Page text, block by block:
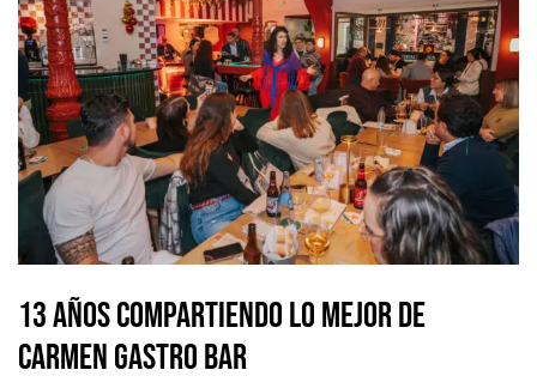
13 Años Compartiendo lo Mejor de
Carmen Gastro Bar